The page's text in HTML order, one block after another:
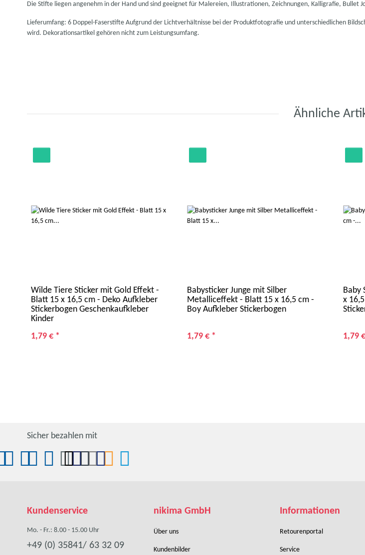
Die Stifte liegen angenehm in der Hand und sind geeignet für Malereien, Illustrationen, Zeichnungen, Kalligrafie, Bullet
Lieferumfang: 6 Doppel-Faserstifte Aufgrund der Lichtverhältnisse bei der Produktfotografie und unterschiedlichen
wird. Dekorationsartikel gehören nicht zum Leistungsumfang.
Ähnliche
Wilde Tiere Sticker mit Gold Effekt -
Blatt 15 x 16,5 cm - Deko Aufkleber
Stickerbogen Geschenkaufkleber
Kinder
1,79 € *
Babysticker Junge mit Silber
Metalliceffekt - Blatt 15 x 16,5 cm -
Boy Aufkleber Stickerbogen
1,79 € *
Baby
x
1,79 €
Sicher bezahlen mit
Kundenservice
Mo. - Fr.: 8.00 - 15.00 Uhr
+49 (0) 35841/ 63 32 09
nikima GmbH
Über uns
Kundenbilder
Informationen
Retourenportal
Service